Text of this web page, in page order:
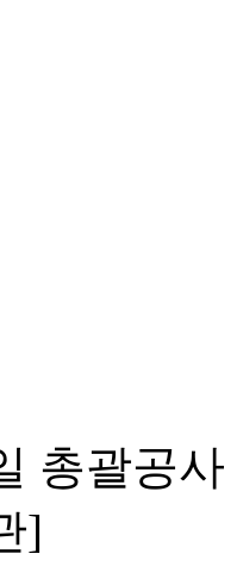
총괄공
]